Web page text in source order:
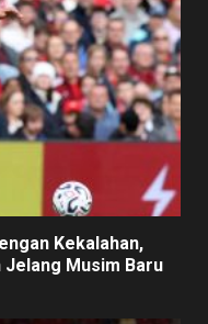
Kekalahan,
Musim Baru